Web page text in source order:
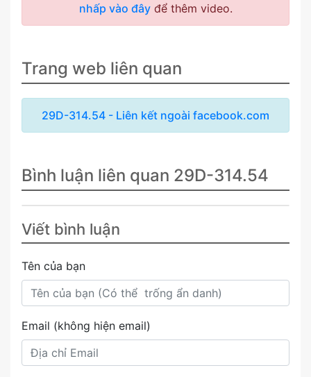
nhấp vào đâyđể thêm video.
Trang web liên quan
29D-314.54 - Liên kết ngoài facebook.com
Bình luận liên quan 29D-314.54
Viết bình luận
Tên của bạn
Email (không hiện email)